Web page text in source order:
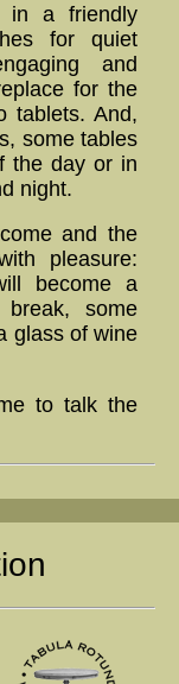
in a friendly
for quiet
and
for the
tablets. And,
some tables
the day or in
night.
and the
pleasure:
become a
some
glass of wine
to talk the